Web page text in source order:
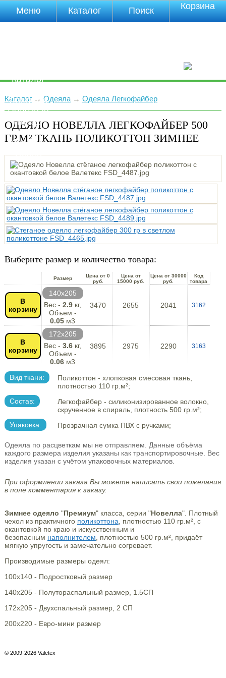
Каталог→ Одеяла→ Одеяла Легкофайбер
ОДЕЯЛО НОВЕЛЛА ЛЕГКОФАЙБЕР 500
ГР.М² ТКАНЬ ПОЛИКОТТОН ЗИМНЕЕ
Выберите размер и количество товара:
Размер
Цена от 0
руб.
Цена от
15000 руб.
Цена от 30000
руб.
Код
товара
В
корзину
140х205
Вес -2.9 кг,
Объем -
0.05 м3
3470 2655 2041 3162
В
корзину
172х205
Вес -3.6 кг,
Объем -
0.06 м3
3895 2975 2290 3163
Вид ткани:
Поликоттон - хлопковая смесовая ткань,
плотностью 110 гр.м²;
Состав:
Легкофайбер - силиконизированное волокно,
скрученное в спираль, плотность 500 гр.м²;
Упаковка:
Прозрачная сумка ПВХ с ручками;
Одеяла по расцветкам мы не отправляем. Данные объёма
каждого размера изделия указаны как транспортировочные. Вес
изделия указан с учётом упаковочных материалов.
При оформлении заказа Вы можете написать свои пожелания
в поле комментария к заказу.
Зимнее одеяло "Премиум" класса, серии "Новелла". Плотный
чехол из практичного поликоттона , плотностью 110 гр.м², с
окантовкой по краю и искусственным и
безопасным наполнителем , плотностью 500 гр.м², придаёт
мягкую упругость и замечательно согревает.
Производимые размеры одеял:
100х140 - Подростковый размер
140х205 - Полутораспальный размер, 1.5СП
172х205 - Двухспальный размер, 2 СП
200х220 - Евро-мини размер
© 2009-2026 Valetex
Меню
Каталог
Доставка
Полезная
инфа
Магазины
Отзывы
Видео
Каталог Поиск Корзина